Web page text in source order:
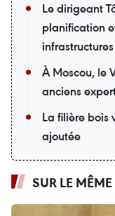
Le dirigeant
planification
infrastructures
À Moscou, le
anciens
La filière bois
ajoutée
SUR LE